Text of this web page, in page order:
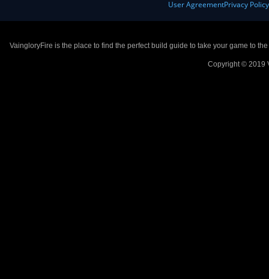
User AgreementPrivacy Policy
VaingloryFire is the place to find the perfect build guide to take your game to
Copyright © 2019